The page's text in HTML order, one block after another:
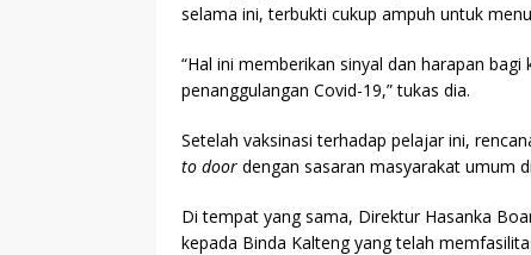
selama ini, terbukti cukup ampuh untuk
“Hal ini memberikan sinyal dan harapan
penanggulangan Covid-19,” tukas dia.
Setelah vaksinasi terhadap pelajar ini,
to door dengan sasaran masyarakat umum
Di tempat yang sama, Direktur Hasanka
kepada Binda Kalteng yang telah